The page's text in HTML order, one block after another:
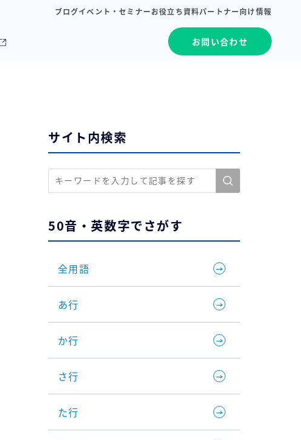
ブログイベント・セミナーお役立ち資料パートナー向け情報
お問い合わせ
サイト内検索
50音・英数字でさがす
全用語
あ行
か行
さ行
た行